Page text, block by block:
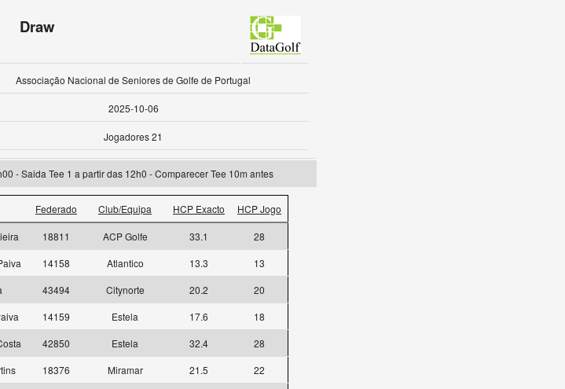
Draw
Associação Nacional de Seniores de Golfe de Portugal
2025-10-06
Jogadores 21
- Saida Tee 1 a partir das 12h0 - Comparecer Tee 10m antes
Federado Club/Equipa HCP Exacto HCP Jogo
18811 ACP Golfe 33.1
28
14158 Atlantico 13.3
13
43494 Citynorte 20.2
20
14159 Estela 17.6
18
42850 Estela 32.4
28
18376 Miramar 21.5
22